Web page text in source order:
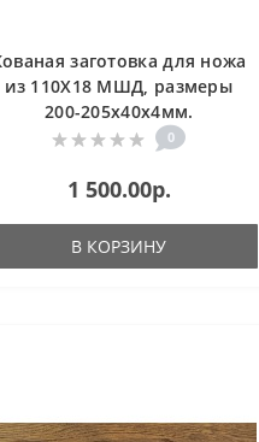
заготовка для ножа
из 110Х18 МШД, размеры
200-205х40х4мм.
0
1 500.00р.
В КОРЗИНУ